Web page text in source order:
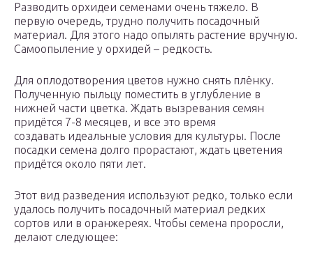
Разводить орхидеи семенами очень тяжело. В
первую очередь, трудно получить посадочный
материал. Для этого надо опылять растение вручную.
Самоопыление у орхидей – редкость.
Для оплодотворения цветов нужно снять плёнку.
Полученную пыльцу поместить в углубление в
нижней части цветка. Ждать вызревания семян
придётся 7-8 месяцев, и все это время
создавать идеальные условия для культуры. После
посадки семена долго прорастают, ждать цветения
придётся около пяти лет.
Этот вид разведения используют редко, только если
удалось получить посадочный материал редких
сортов или в оранжереях. Чтобы семена проросли,
делают следующее: